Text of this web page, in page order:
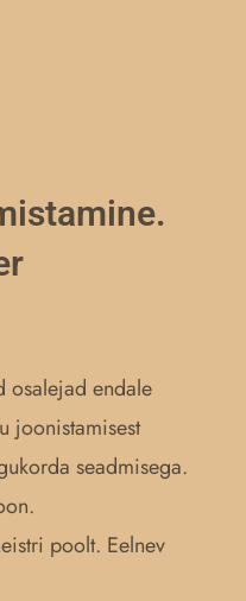
osalejad endale
joonistamisest
seadmisega.
poolt. Eelnev